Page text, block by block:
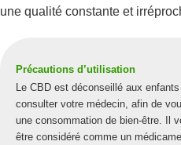
une qualité constante et
Précautions d’utilisation
Le CBD est déconseillé aux
consulter votre médecin, afin de
une consommation de bien-être. Il
être considéré comme un